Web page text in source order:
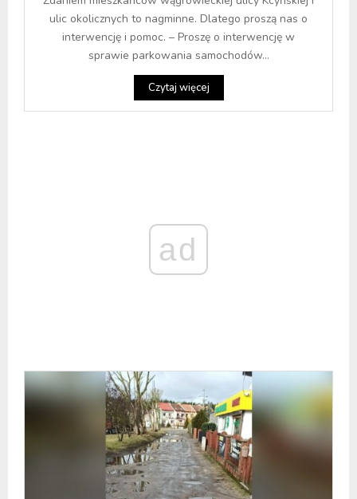
ulic okolicznych to nagminne. Dlatego proszą nas o
interwencję i pomoc. – Proszę o interwencję w
sprawie parkowania samochodów...
Czytaj więcej
ad